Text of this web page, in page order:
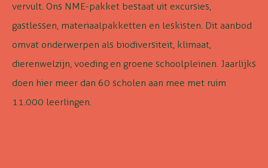
vervult. Ons NME-pakket bestaat uit excursies,
gastlessen, materiaalpakketten en leskisten. Dit aanbod
omvat onderwerpen als biodiversiteit, klimaat,
dierenwelzijn, voeding en groene schoolpleinen. Jaarlijks
doen hier meer dan 60 scholen aan mee met ruim
11.000 leerlingen.